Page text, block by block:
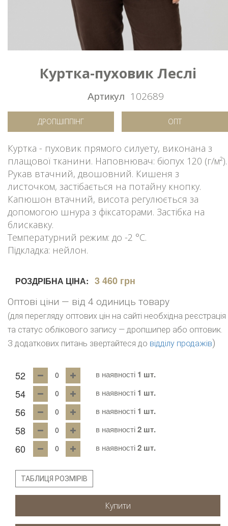
Куртка-пуховик Леслі
Артикул 102689
ДРОПШІППІНГ ОПТ
Куртка - пуховик прямого силуету, виконана з
плащової тканини. Наповнювач: біопух 120 (г/м²).
Рукав втачний, двошовний. Кишеня з
листочком, застібається на потайну кнопку.
Капюшон втачний, висота регулюється за
допомогою шнура з фіксаторами. Застібка на
блискавку.
Температурний режим: до -2 °C.
Підкладка: нейлон.
РОЗДРІБНА ЦІНА: 3 460 грн
Оптові ціни — від 4 одиниць товару
(для перегляду оптових цін на сайті необхідна реєстрація
та статус облікового запису — дропшипер або оптовик.
З додаткових питань звертайтеся до відділу продажів)
52 в наявності 1 шт.
54 в наявності 1 шт.
56 в наявності 1 шт.
58 в наявності2 шт.
60 в наявності2 шт.
ТАБЛИЦЯ РОЗМІРІВ
Купити